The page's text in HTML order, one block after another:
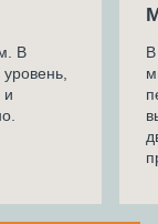
В
и